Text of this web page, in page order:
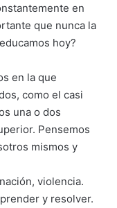
en
que nunca la
hoy?
en la que
como el casi
una o dos
Pensemos
mismos y
violencia.
y resolver.